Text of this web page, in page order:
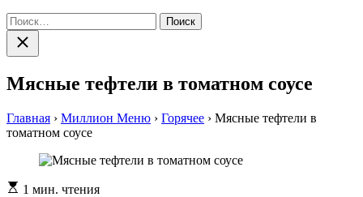
Найти:
Закрыть
поиск
Мясные тефтели в томатном соусе
Главная › Миллион Меню › Горячее › Мясные тефтели в
томатном соусе
Расчетное
1 мин. чтения